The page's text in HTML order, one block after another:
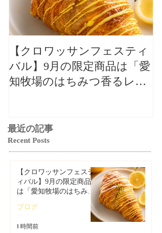
【クロワッサンフェスティ
バル】9月の限定商品は「愛
知牧場のはちみつ香るレモ
最近の記事
Recent Posts
【クロワッサンフェステ
ィバル】9月の限定商品
は「愛知牧場のはちみつ
ン」🥐🍋
ブログ
1 時間前